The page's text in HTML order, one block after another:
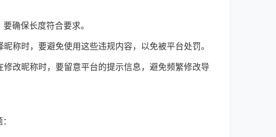
确保长度符合要求。
称时，要避免使用这些违规内容，以免被平台处罚。
改昵称时，要留意平台的提示信息，避免频繁修改导